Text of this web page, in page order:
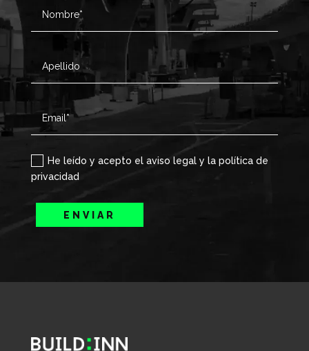
He leído y acepto el aviso legal y la política de
privacidad
ENVIAR